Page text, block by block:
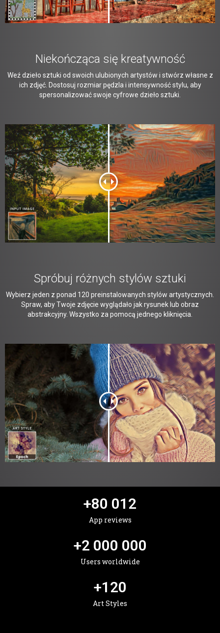
Niekończąca się kreatywność
Weź dzieło sztuki od swoich ulubionych artystów i stwórz własne z
ich zdjęć. Dostosuj rozmiar pędzla i intensywność stylu, aby
spersonalizować swoje cyfrowe dzieło sztuki.
Spróbuj różnych stylów sztuki
Wybierz jeden z ponad 120 preinstalowanych stylów artystycznych.
Spraw, aby Twoje zdjęcie wyglądało jak rysunek lub obraz
abstrakcyjny. Wszystko za pomocą jednego kliknięcia.
+80 012
App reviews
+2 000 000
Users worldwide
+120
Art Styles